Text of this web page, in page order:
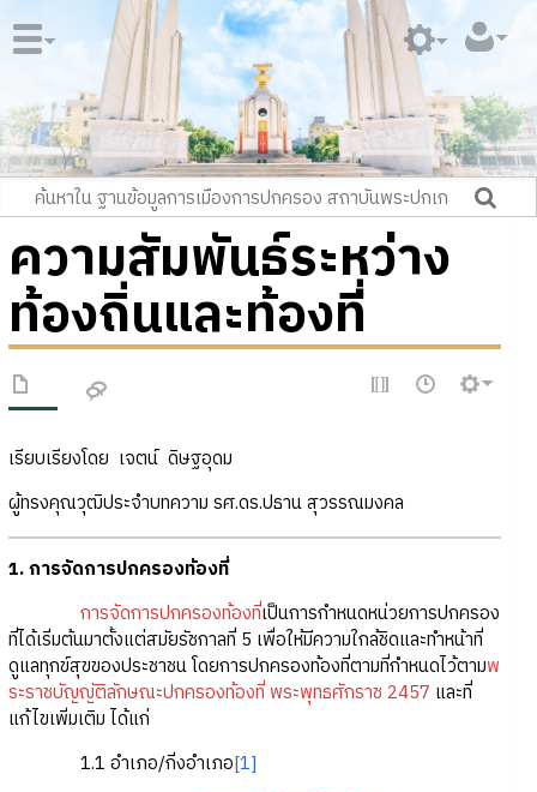
ความสัมพันธ์ระหว่าง
ท้องถิ่นและท้องที่
เรียบเรียงโดย เจตน์ ดิษฐอุดม
ผู้ทรงคุณวุฒิประจำบทความ รศ.ดร.ปธาน สุวรรณมงคล
1. การจัดการปกครองท้องที่
การจัดการปกครองท้องที่เป็นการกำหนดหน่วยการปกครอง
ที่ได้เริ่มต้นมาตั้งแต่สมัยรัชกาลที่ 5 เพื่อให้มีความใกล้ชิดและทำหน้าที่
ดูแลทุกข์สุขของประชาชน โดยการปกครองท้องที่ตามที่กำหนดไว้ตามพ
ระราชบัญญัติลักษณะปกครองท้องที่ พระพุทธศักราช 2457 และที่
แก้ไขเพิ่มเติม ได้แก่
1.1 อำเภอ/กิ่งอำเภอ[1]